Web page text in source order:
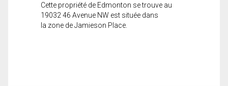
Cette propriété de Edmonton se trouve au
19032 46 Avenue NW est située dans
la zone de Jamieson Place.